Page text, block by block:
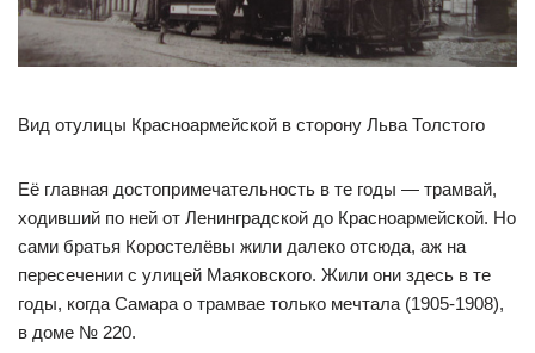
Вид отулицы Красноармейской в сторону Льва Толстого
Её главная достопримечательность в те годы — трамвай,
ходивший по ней от Ленинградской до Красноармейской. Но
сами братья Коростелёвы жили далеко отсюда, аж на
пересечении с улицей Маяковского. Жили они здесь в те
годы, когда Самара о трамвае только мечтала (1905-1908),
в доме № 220.